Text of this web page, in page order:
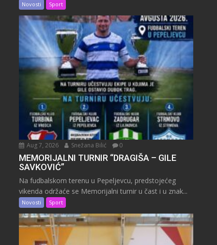
Novosti Sport
Aug 7, 2026 Snežana Bilić 0
MEMORIJALNI TURNIR “DRAGIŠA – GILE
SAVKOVIĆ”
Na fudbalskom terenu u Pepeljevcu, predstojećeg
vikenda održaće se Memorijalni turnir u čast i u znak...
Novosti Sport